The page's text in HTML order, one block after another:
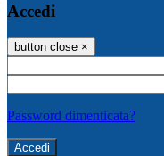
Accedi
button close ×
Password dimenticata?